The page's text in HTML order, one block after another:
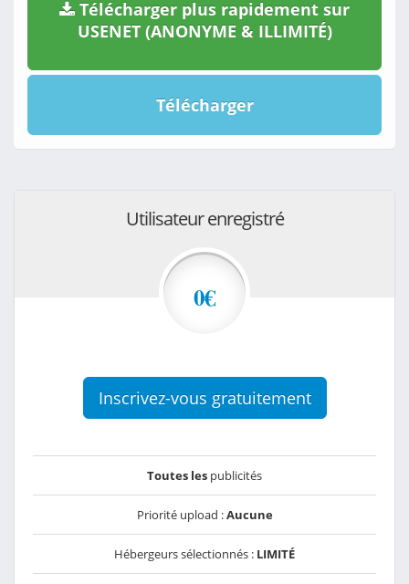
Télécharger plus rapidement sur
USENET (ANONYME & ILLIMITÉ)
Télécharger
Utilisateur enregistré
0€
Inscrivez-vous gratuitement
Toutes les publicités
Priorité upload :Aucune
Hébergeurs sélectionnés : LIMITÉ